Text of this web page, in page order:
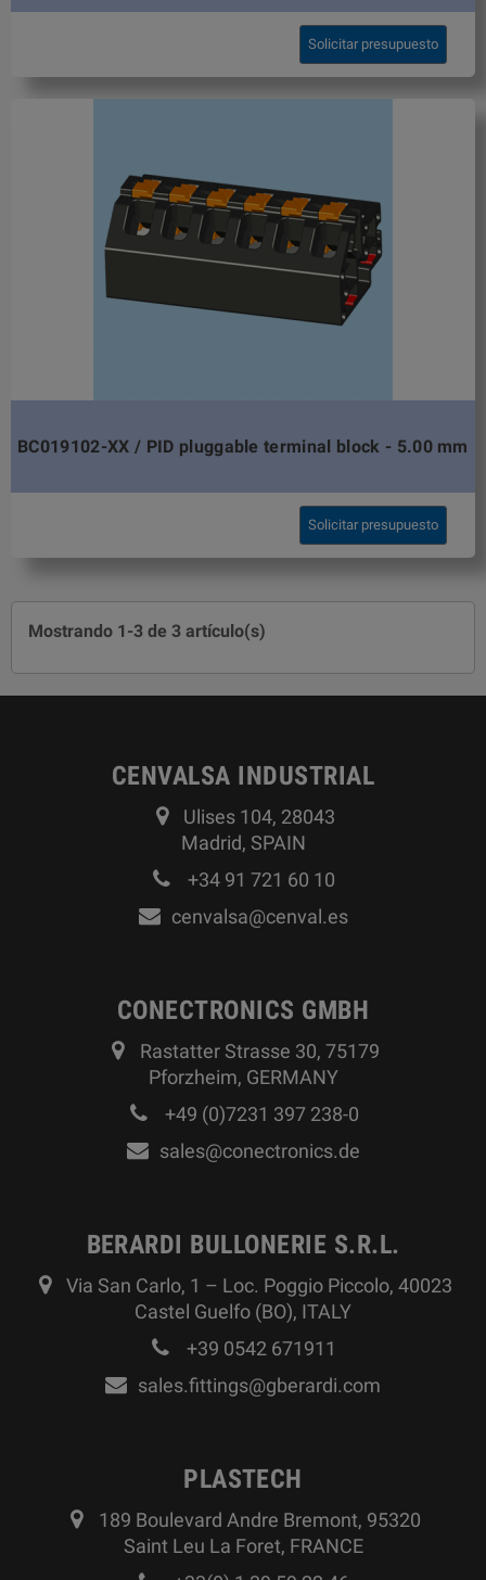
Solicitar presupuesto
BC019102-XX / PID pluggable terminal block - 5.00 mm
Solicitar presupuesto
Mostrando 1-3 de 3 artículo(s)
CENVALSA INDUSTRIAL
Ulises 104, 28043
Madrid, SPAIN
+34 91 721 60 10
cenvalsa@cenval.es
CONECTRONICS GMBH
Rastatter Strasse 30, 75179
Pforzheim, GERMANY
+49 (0)7231 397 238-0
sales@conectronics.de
BERARDI BULLONERIE S.R.L.
Via San Carlo, 1 – Loc. Poggio Piccolo, 40023
Castel Guelfo (BO), ITALY
+39 0542 671911
sales.fittings@gberardi.com
PLASTECH
189 Boulevard Andre Bremont, 95320
Saint Leu La Foret, FRANCE